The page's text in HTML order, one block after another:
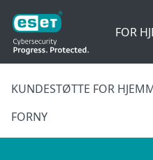
FOR
KUNDESTØTTE FOR
FORNY